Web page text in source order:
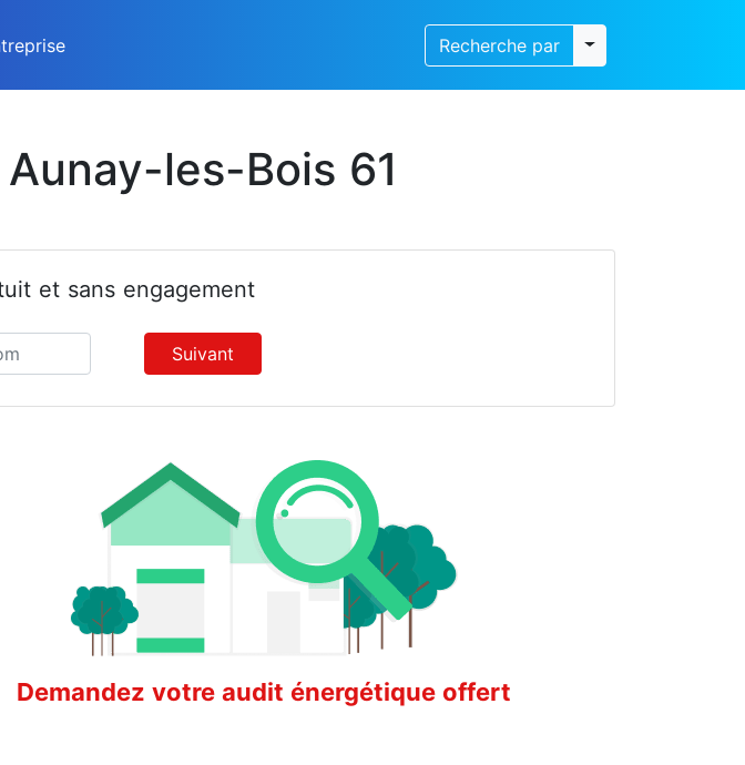
Recherche par Toggle dropdown
les-Bois 61
et sans engagement
Suivant
Demandez votre audit énergétique offert